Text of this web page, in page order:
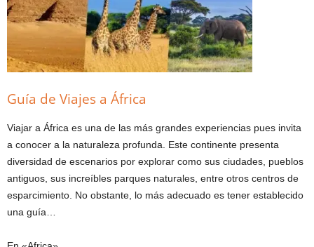
Guía de Viajes a África
Viajar a África es una de las más grandes experiencias pues invita
a conocer a la naturaleza profunda. Este continente presenta
diversidad de escenarios por explorar como sus ciudades, pueblos
antiguos, sus increíbles parques naturales, entre otros centros de
esparcimiento. No obstante, lo más adecuado es tener establecido
una guía…